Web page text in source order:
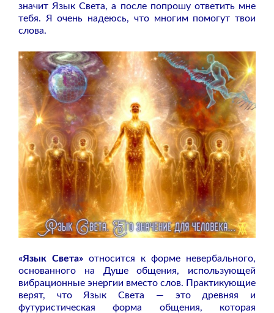
значит Язык Света, а после попрошу ответить мне
тебя. Я очень надеюсь, что многим помогут твои
слова.
«Язык Света» относится к форме невербального,
основанного на Душе общения, использующей
вибрационные энергии вместо слов. Практикующие
верят, что Язык Света — это древняя и
футуристическая форма общения, которая